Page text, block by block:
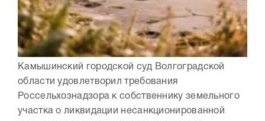
Камышинский городской суд Волгоградской
области удовлетворил требования
Россельхознадзора к собственнику земельного
участка о ликвидации несанкционированной